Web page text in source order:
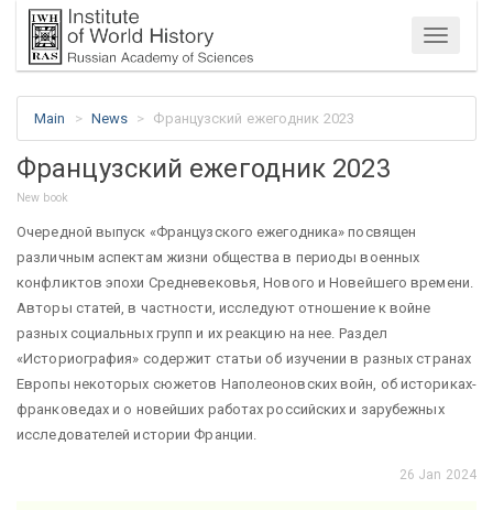
Menu
Main News Французский ежегодник 2023
Французский ежегодник 2023
New book
Очередной выпуск «Французского ежегодника» посвящен
различным аспектам жизни общества в периоды военных
конфликтов эпохи Средневековья, Нового и Новейшего времени.
Авторы статей, в частности, исследуют отношение к войне
разных социальных групп и их реакцию на нее. Раздел
«Историография» содержит статьи об изучении в разных странах
Европы некоторых сюжетов Наполеоновских войн, об историках-
франковедах и о новейших работах российских и зарубежных
исследователей истории Франции.
26 Jan 2024